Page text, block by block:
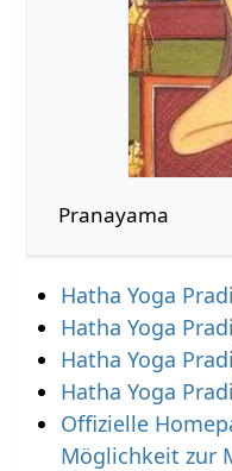
Pranayama
Hatha Yoga
Hatha Yoga
Hatha Yoga
Hatha Yoga
Offizielle
Möglichkeit zur